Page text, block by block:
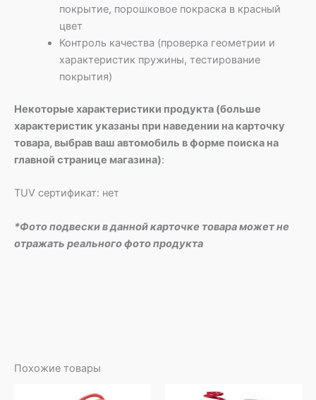
покрытие, порошковое покраска в красный
цвет
Контроль качества (проверка геометрии и
характеристик пружины, тестирование
покрытия)
Некоторые характеристики продукта (больше
характеристик указаны при наведении на карточку
товара, выбрав ваш автомобиль в форме поиска на
главной странице магазина):
TUV сертификат: нет
*Фото подвески в данной карточке товара может не
отражать реального фото продукта
Похожие товары